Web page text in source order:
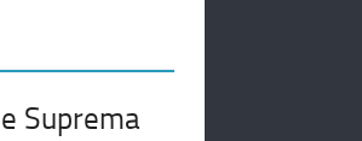
Suprema